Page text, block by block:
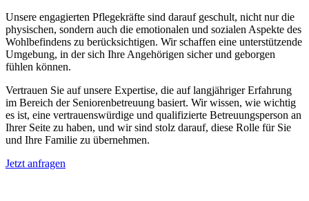
Unsere engagierten Pflegekräfte sind darauf geschult, nicht nur die
physischen, sondern auch die emotionalen und sozialen Aspekte des
Wohlbefindens zu berücksichtigen. Wir schaffen eine unterstützende
Umgebung, in der sich Ihre Angehörigen sicher und geborgen
fühlen können.
Vertrauen Sie auf unsere Expertise, die auf langjähriger Erfahrung
im Bereich der Seniorenbetreuung basiert. Wir wissen, wie wichtig
es ist, eine vertrauenswürdige und qualifizierte Betreuungsperson an
Ihrer Seite zu haben, und wir sind stolz darauf, diese Rolle für Sie
und Ihre Familie zu übernehmen.
Jetzt anfragen